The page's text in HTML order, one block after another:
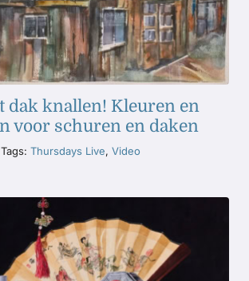
dak knallen! Kleuren en
voor schuren en daken
Tags: Thursdays Live, Video